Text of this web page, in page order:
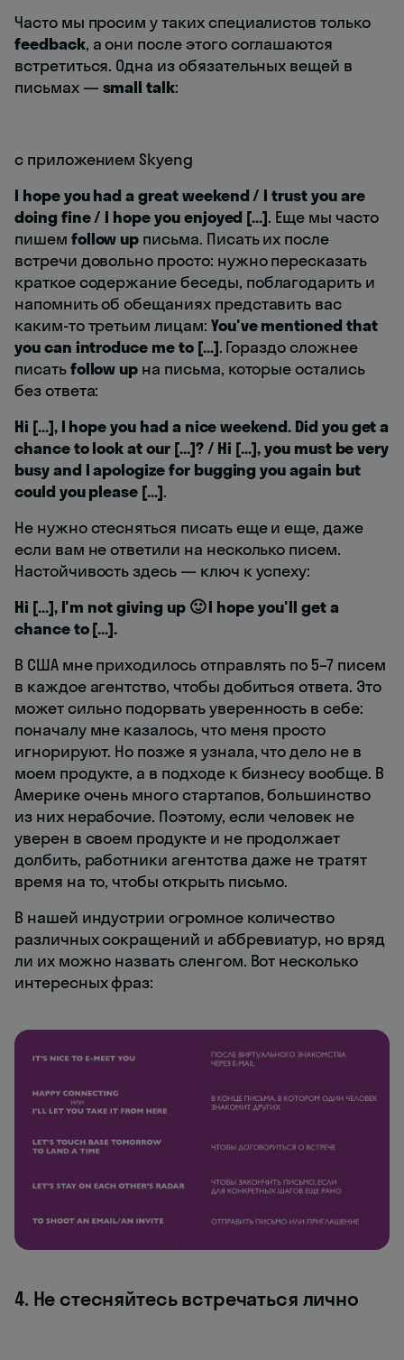
Часто мы просим у таких специалистов только
feedback, а они после этого соглашаются
встретиться. Одна из обязательных вещей в
письмах — small talk:
с приложением Skyeng
I hope you had a great weekend / I trust you are
doing fine / I hope you enjoyed [...]. Еще мы часто
пишем follow up письма. Писать их после
встречи довольно просто: нужно пересказать
краткое содержание беседы, поблагодарить и
напомнить об обещаниях представить вас
каким-то третьим лицам: You've mentioned that
you can introduce me to [...]. Гораздо сложнее
писатьfollow up на письма, которые остались
без ответа:
Hi [...], I hope you had a nice weekend. Did you get a
chance to look at our [...]? / Hi [...], you must be very
busy and I apologize for bugging you again but
could you please [...].
Не нужно стесняться писать еще и еще, даже
если вам не ответили на несколько писем.
Настойчивость здесь — ключ к успеху:
Hi [...], I'm not giving up 🙂 I hope you'll get a
chance to [...].
В США мне приходилось отправлять по 5–7 писем
в каждое агентство, чтобы добиться ответа. Это
может сильно подорвать уверенность в себе:
поначалу мне казалось, что меня просто
игнорируют. Но позже я узнала, что дело не в
моем продукте, а в подходе к бизнесу вообще. В
Америке очень много стартапов, большинство
из них нерабочие. Поэтому, если человек не
уверен в своем продукте и не продолжает
долбить, работники агентства даже не тратят
время на то, чтобы открыть письмо.
В нашей индустрии огромное количество
различных сокращений и аббревиатур, но вряд
ли их можно назвать сленгом. Вот несколько
интересных фраз:
4. Не стесняйтесь встречаться лично